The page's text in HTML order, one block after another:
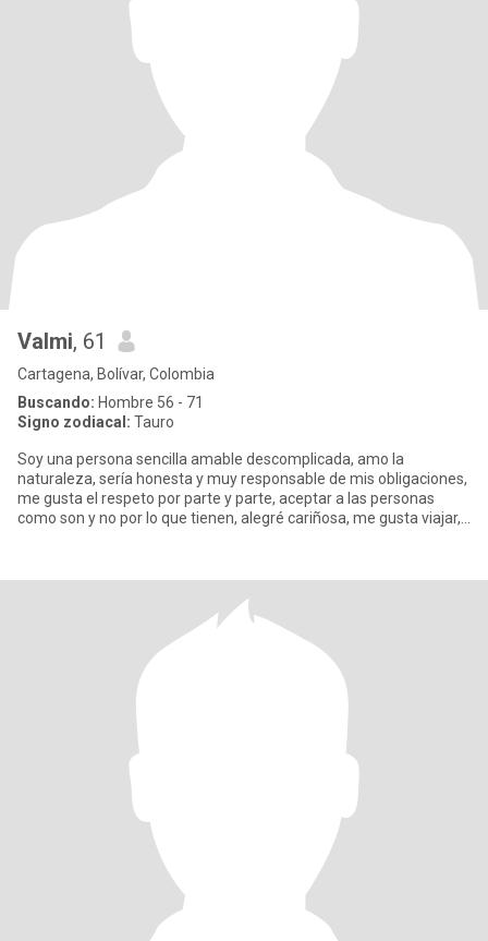
Valmi, 61
Cartagena, Bolívar, Colombia
Buscando: Hombre 56 - 71
Signo zodiacal: Tauro
Soy una persona sencilla amable descomplicada, amo la
naturaleza, sería honesta y muy responsable de mis obligaciones,
me gusta el respeto por parte y parte, aceptar a las personas
como son y no por lo que tienen, alegré cariñosa, me gusta viajar,